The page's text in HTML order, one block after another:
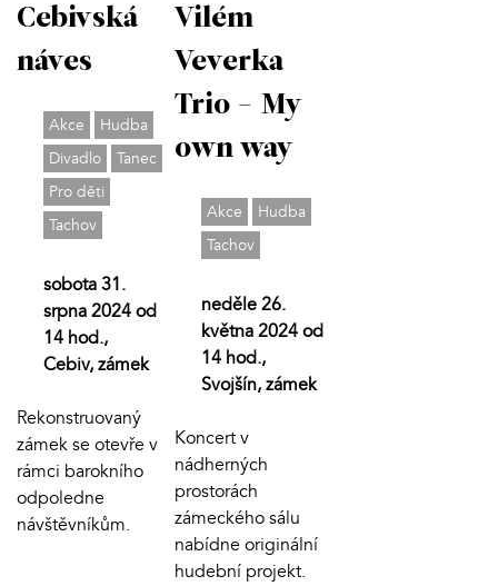
Cebivská
náves
Akce
Hudba
Divadlo
Tanec
Pro děti
Tachov
sobota 31.
srpna 2024 od
14 hod.,
Cebiv, zámek
Rekonstruovaný
zámek se otevře v
rámci barokního
odpoledne
návštěvníkům.
Vilém
Veverka
Trio - My
own way
Akce
Hudba
Tachov
neděle 26.
května 2024 od
14 hod.,
Svojšín, zámek
Koncert v
nádherných
prostorách
zámeckého sálu
nabídne originální
hudební projekt.